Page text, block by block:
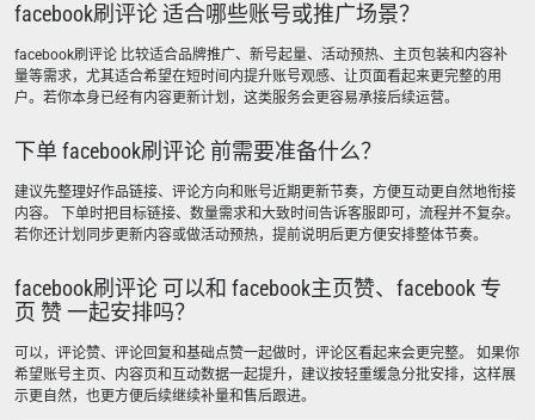
facebook刷评论 适合哪些账号或推广场景？
facebook刷评论 比较适合品牌推广、新号起量、活动预热、主页包装和内容补
量等需求，尤其适合希望在短时间内提升账号观感、让页面看起来更完整的用
户。若你本身已经有内容更新计划，这类服务会更容易承接后续运营。
下单 facebook刷评论 前需要准备什么？
建议先整理好作品链接、评论方向和账号近期更新节奏，方便互动更自然地衔接
内容。 下单时把目标链接、数量需求和大致时间告诉客服即可，流程并不复杂。
若你还计划同步更新内容或做活动预热，提前说明后更方便安排整体节奏。
facebook刷评论 可以和 facebook主页赞、facebook 专
页 赞 一起安排吗？
可以，评论赞、评论回复和基础点赞一起做时，评论区看起来会更完整。 如果你
希望账号主页、内容页和互动数据一起提升，建议按轻重缓急分批安排，这样展
示更自然，也更方便后续继续补量和售后跟进。